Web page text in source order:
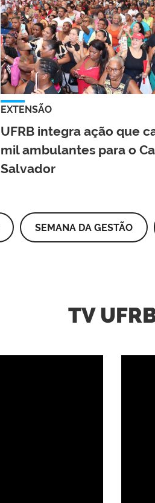
EXTENSÃO
UFRB integra ação que
mil ambulantes para o
Salvador
SEMANA DA GESTÃO
TV